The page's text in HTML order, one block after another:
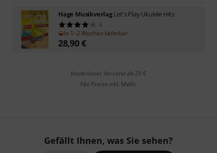
Hage Musikverlag Let's Play Ukulele Hits
3
In 1–2 Wochen lieferbar
28,90€
Kostenloser Versand ab 29 €
Alle Preise inkl. MwSt.
Gefällt Ihnen, was Sie sehen?